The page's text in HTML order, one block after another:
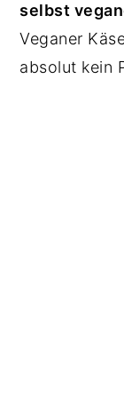
selbst
Veganer
absolut kein